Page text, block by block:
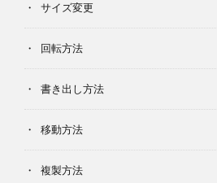
サイズ変更
回転方法
書き出し方法
移動方法
複製方法